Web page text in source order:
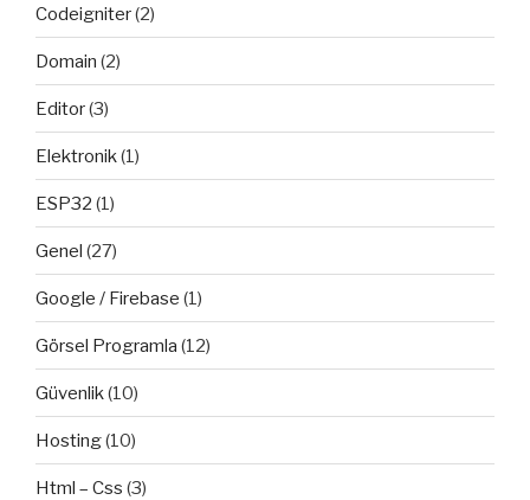
Codeigniter(2)
Domain (2)
Editor(3)
Elektronik(1)
ESP32 (1)
Genel (27)
Google / Firebase (1)
Görsel Programla (12)
Güvenlik(10)
Hosting(10)
Html – Css (3)